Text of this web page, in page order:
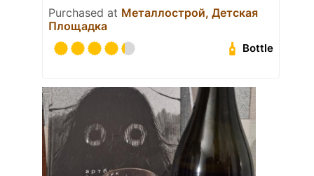
Purchased at Металлострой, Детская
Площадка
Bottle